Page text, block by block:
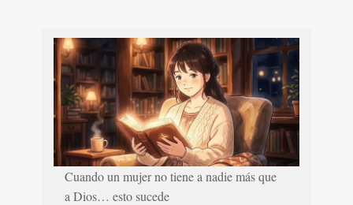
Cuando un mujer no tiene a nadie más que
a Dios… esto sucede